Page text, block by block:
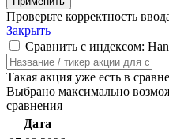
Проверьте корректность
Закрыть
Сравнить с индексом:
Такая акция уже есть в
Выбрано максимально
сравнения
Дата